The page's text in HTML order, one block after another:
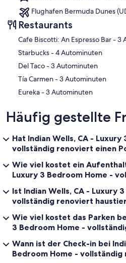
Flughafen Bermuda Dunes
Restaurants
‪Cafe
‪Starbucks - ‬4 Autominuten
‪Del Taco - ‬3 Autominuten
‪Tía Carmen - ‬3 Autominuten
‪Eureka - ‬3 Autominuten
Häufig gestellte
Hat Indian Wells, CA -
vollständig renoviert einen
Wie viel kostet ein
Luxury 3 Bedroom Home -
Ist Indian Wells, CA - Luxury
vollständig renoviert
Wie viel kostet das Parken
3 Bedroom Home -
Wann ist der Check-in bei
Bedroom Home -